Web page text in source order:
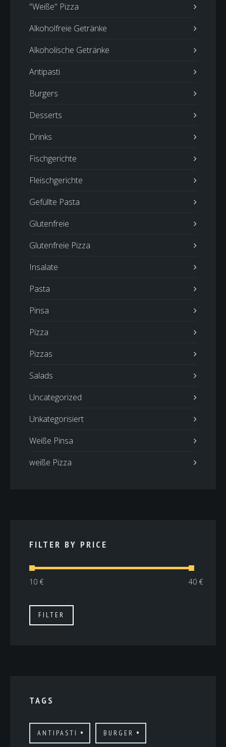
"Weiße" Pizza
Alkoholfreie Getränke
Alkoholische Getränke
Antipasti
Burgers
Desserts
Drinks
Fischgerichte
Fleischgerichte
Gefüllte Pasta
Glutenfreie
Glutenfreie Pizza
Insalate
Pasta
Pinsa
Pizza
Pizzas
Salads
Uncategorized
Unkategorisiert
Weiße Pinsa
weiße Pizza
FILTER BY PRICE
FILTER
TAGS
ANTIPASTI BURGER